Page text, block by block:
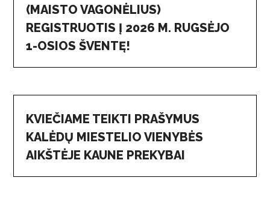
(MAISTO VAGONĖLIUS)
REGISTRUOTIS Į 2026 M. RUGSĖJO
1-OSIOS ŠVENTĘ!
KVIEČIAME TEIKTI PRAŠYMUS
KALĖDŲ MIESTELIO VIENYBĖS
AIKŠTĖJE KAUNE PREKYBAI